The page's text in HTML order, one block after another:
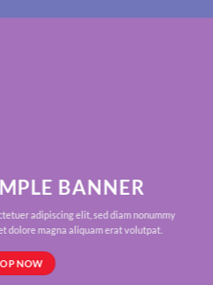
BANNER
adipiscing elit, sed diam nonummy
dolore magna aliquam erat volutpat.
NOW